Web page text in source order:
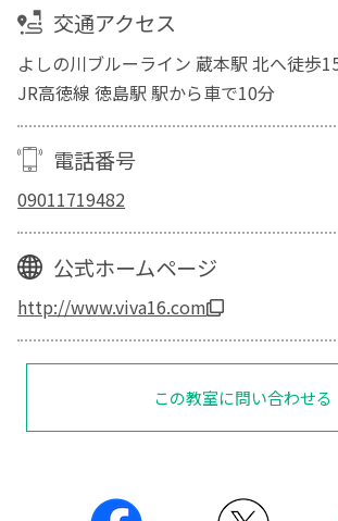
交通アクセス
よしの川ブルーライン 蔵本駅 北へ徒歩
JR高徳線 徳島駅 駅から車で10分
電話番号
09011719482
公式ホームページ
http://www.viva16.com
この教室に問い合わせる